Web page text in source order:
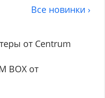
Все новинки ›
от Centrum
BOX от